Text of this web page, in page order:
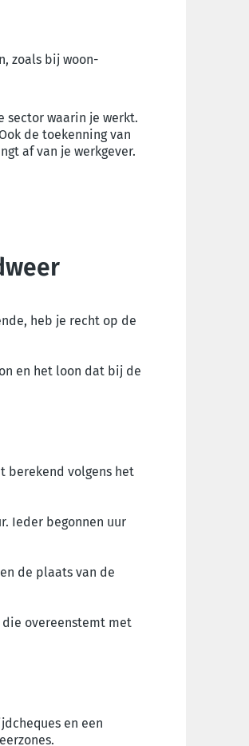
zoals bij woon-
sector waarin je werkt.
de toekenning van
af van je werkgever.
heb je recht op de
en het loon dat bij de
berekend volgens het
Ieder begonnen uur
de plaats van de
overeenstemt met
en een